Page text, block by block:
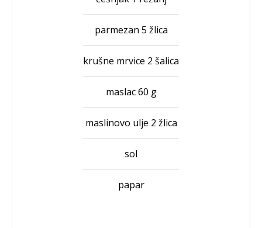
parmezan 5 žlica
krušne mrvice 2 šalica
maslac 60 g
maslinovo ulje 2 žlica
sol
papar